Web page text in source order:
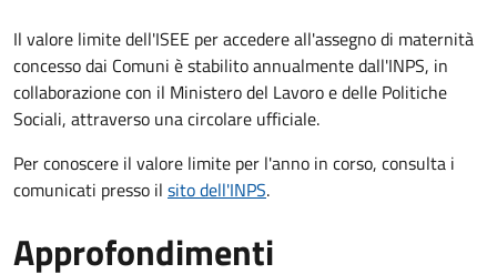
Il valore limite dell'ISEE per accedere all'assegno di maternità
concesso dai Comuni è stabilito annualmente dall'INPS, in
collaborazione con il Ministero del Lavoro e delle Politiche
Sociali, attraverso una circolare ufficiale.
Per conoscere il valore limite per l'anno in corso, consulta i
comunicati presso il sito dell'INPS.
Approfondimenti